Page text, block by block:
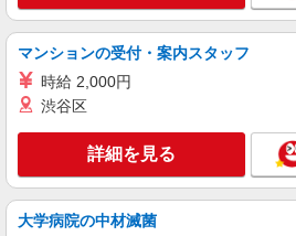
ＳＯＭＰＯケア ラヴィーレ 練馬
調理・食器洗浄・発注
時給1290円〜1440円
給（5:00〜8:00）時
ましたら、ご相談い
の確認もいたします
記金額は働きがい向
い向上手当※26年6月
社会保険加入者は更
東京都練馬区豊玉
キープ
アルバイト パート
マンションの受付・案内スタッフ
時給 2,000円
渋谷区
詳細を見る
大学病院の中材滅菌